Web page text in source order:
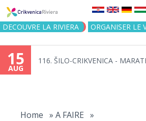
Jump to
DECOUVRE LA RIVIERA ORGANISER LE
15
AUG
116. ŠILO-CRIKVENICA -
Home » A FAIRE »